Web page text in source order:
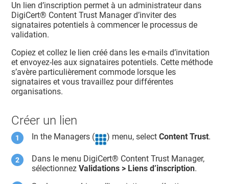
Un lien d’inscription permet à un administrateur dans
DigiCert​​®​​ Content Trust Managerd’inviter des
signataires potentiels à commencer le processus de
validation.
Copiez et collez le lien créé dans les e-mails d’invitation
et envoyez-les aux signataires potentiels. Cette méthode
s’avère particulièrement commode lorsque les
signataires et vous travaillez pour différentes
organisations.
Créer un lien
In the Managers ( ) menu, selectContent Trust.
Dans le menu DigiCert​​®​​ Content Trust Manager,
sélectionnezValidations > Liens d’inscription.